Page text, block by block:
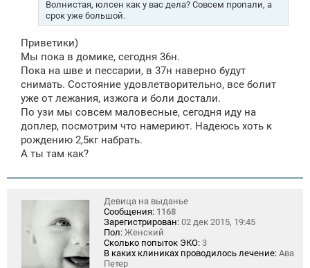
Волнистая, юлсен как у вас дела? Совсем пропали, а
срок уже большой.
Приветики)
Мы пока в домике, сегодня 36н.
Пока на шве и пессарии, в 37н наверно будут
снимать. Состояние удовлетворительно, все болит
уже от лежания, изжога и боли достали.
По узи мы совсем маловесные, сегодня иду на
доплер, посмотрим что намериют. Надеюсь хоть к
рождению 2,5кг набрать.
А ты там как?
Девица на выданье
Сообщения: 1168
Зарегистрирован: 02 дек 2015, 19:45
Пол: Женский
Сколько попыток ЭКО: 3
В каких клиниках проводилось лечение: Ава
Петер